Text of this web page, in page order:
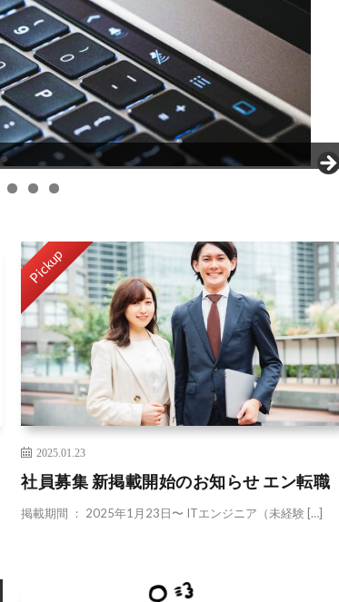
Pickup
2025.01.23
社員募集 新掲載開始のお知らせ エン転職
掲載期間 ： 2025年1月23日〜 ITエンジニア（未経験 […]